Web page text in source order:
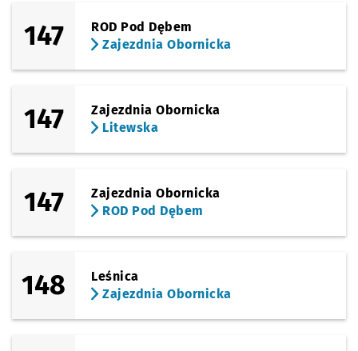
147
ROD Pod Dębem
Zajezdnia Obornicka
147
Zajezdnia Obornicka
Litewska
147
Zajezdnia Obornicka
ROD Pod Dębem
148
Leśnica
Zajezdnia Obornicka